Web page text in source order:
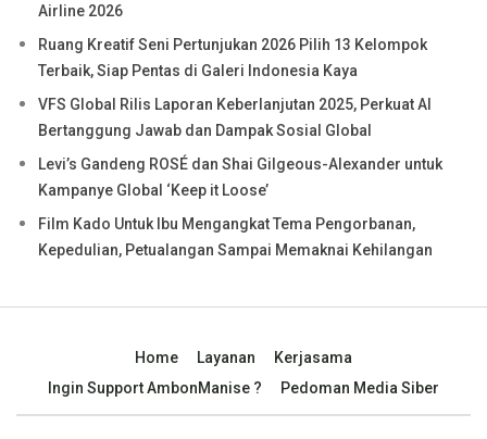
Airline 2026
Ruang Kreatif Seni Pertunjukan 2026 Pilih 13 Kelompok
Terbaik, Siap Pentas di Galeri Indonesia Kaya
VFS Global Rilis Laporan Keberlanjutan 2025, Perkuat AI
Bertanggung Jawab dan Dampak Sosial Global
Levi’s Gandeng ROSÉ dan Shai Gilgeous-Alexander untuk
Kampanye Global ‘Keep it Loose’
Film Kado Untuk Ibu Mengangkat Tema Pengorbanan,
Kepedulian, Petualangan Sampai Memaknai Kehilangan
Home Layanan
Kerjasama
Ingin Support AmbonManise ?
Pedoman Media Siber